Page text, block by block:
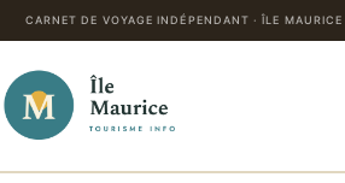
CARNET DE VOYAGE INDÉPENDANT · ÎLE